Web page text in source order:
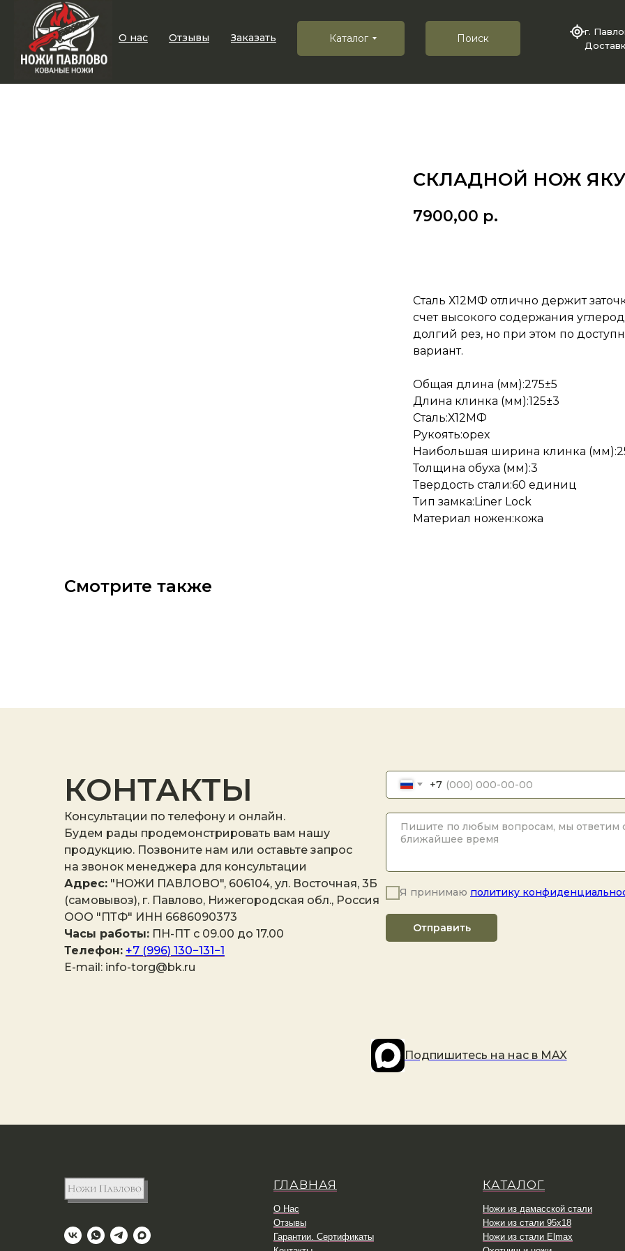
г.
Поиск
Каталог
Заказать
Отзывы
О нас
СКЛАДНОЙ НОЖ
7900,00 р.
Сталь Х12МФ отлично держит
счет высокого содержания
долгий рез, но при этом по
вариант.
Общая длина (мм):275±5
Длина клинка (мм):125±3
Сталь:Х12МФ
Рукоять:орех
Наибольшая ширина клинка
Толщина обуха (мм):3
Твердость стали:60 единиц
Тип замка:Liner Lock
Материал ножен:кожа
Смотрите также
КОНТАКТЫ
Консультации по телефону и онлайн.
Будем рады продемонстрировать вам нашу
продукцию. Позвоните нам или оставьте запрос
на звонок менеджера для консультации
Адрес: "НОЖИ ПАВЛОВО", 606104, ул. Восточная, 3Б
(самовывоз), г. Павлово, Нижегородская обл., Россия
ООО "ПТФ" ИНН 6686090373
Часы работы: ПН-ПТ с 09.00 до 17.00
Телефон: +7 (996) 130−131−1
E-mail: info-torg@bk.ru
+7
Я принимаю политику
Отправить
Подпишитесь на наc в MAX
ГЛАВНАЯ
О Нас
Отзывы
Гарантии. Сертификаты
КАТАЛОГ
Ножи из дамасской стали
Ножи из стали 95х18
Ножи из стали Elmax